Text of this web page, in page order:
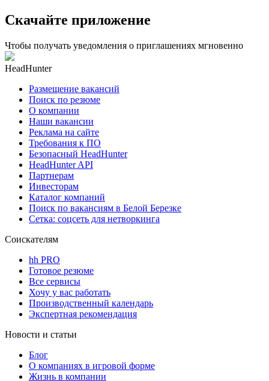
Скачайте приложение
Чтобы получать уведомления о приглашениях мгновенно
HeadHunter
Размещение вакансий
Поиск по резюме
О компании
Наши вакансии
Реклама на сайте
Требования к ПО
Безопасный HeadHunter
HeadHunter API
Партнерам
Инвесторам
Каталог компаний
Поиск по вакансиям в Белой Березке
Сетка: соцсеть для нетворкинга
Соискателям
hh PRO
Готовое резюме
Все сервисы
Хочу у вас работать
Производственный календарь
Экспертная рекомендация
Новости и статьи
Блог
О компаниях в игровой форме
Жизнь в компании